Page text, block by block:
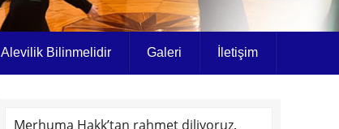
Alevilik Bilinmelidir Galeri İletişim
Merhuma Hakk’tan rahmet diliyoruz.